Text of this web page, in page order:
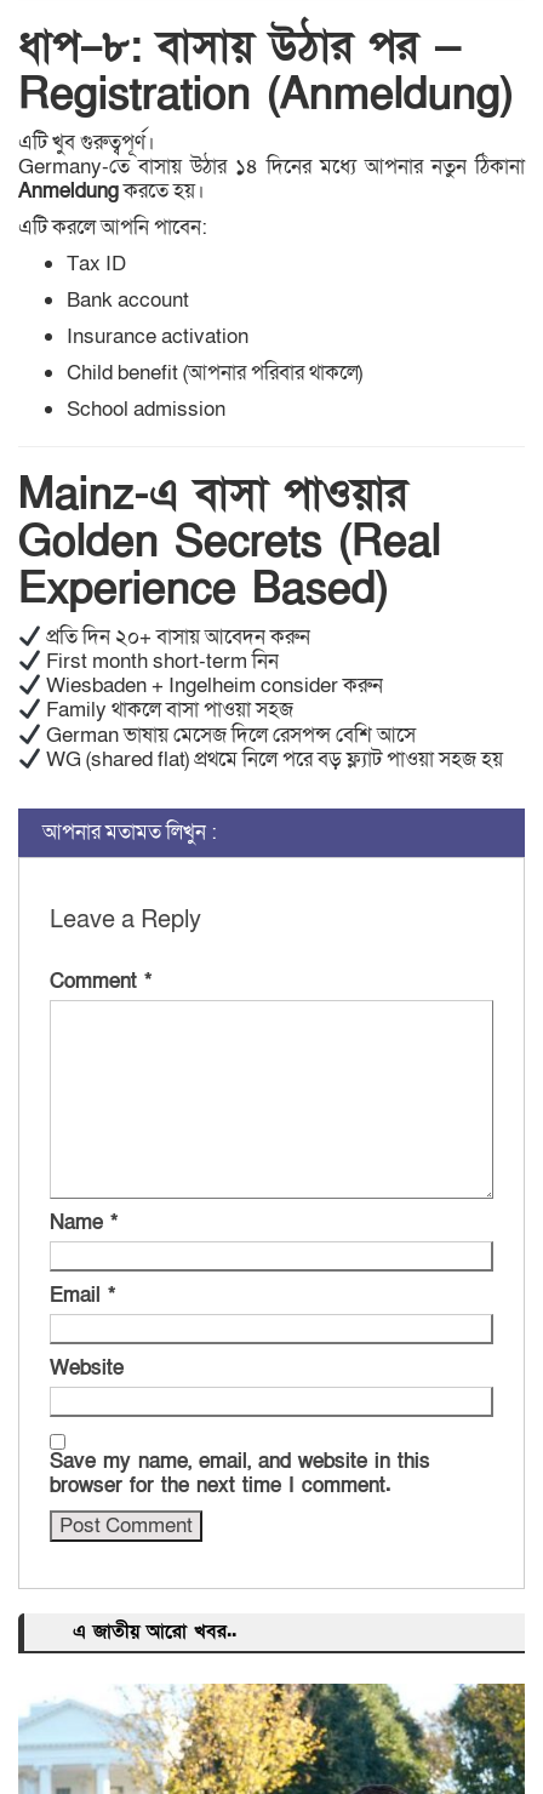
ধাপ–৮: বাসায় উঠার পর —
Registration (Anmeldung)
এটি খুব গুরুত্বপূর্ণ।
Germany-তে বাসায় উঠার ১৪ দিনের মধ্যে আপনার নতুন ঠিকানা
Anmeldungকরতে হয়।
এটি করলে আপনি পাবেন:
Tax ID
Bank account
Insurance activation
Child benefit (আপনার পরিবার থাকলে)
School admission
Mainz-এ বাসা পাওয়ার
Golden Secrets (Real
Experience Based)
প্রতি দিন ২০+ বাসায় আবেদন করুন
First month short-term নিন
Wiesbaden + Ingelheim consider করুন
Family থাকলে বাসা পাওয়া সহজ
German ভাষায় মেসেজ দিলে রেসপন্স বেশি আসে
WG (shared flat) প্রথমে নিলে পরে বড় ফ্ল্যাট পাওয়া সহজ হয়
আপনার মতামত লিখুন :
Leave a Reply
Comment *
Name *
Email *
Website
Save my name, email, and website in this
browser for the next time I comment.
এ জাতীয় আরো খবর..